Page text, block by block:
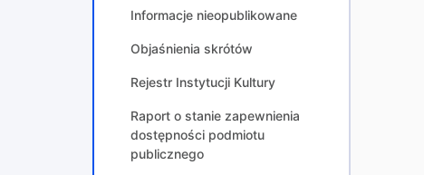
Informacje nieopublikowane
Objaśnienia skrótów
Rejestr Instytucji Kultury
Raport o stanie zapewnienia
dostępności podmiotu
publicznego